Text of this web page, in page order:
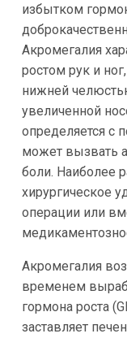
избытком
Акромегалия
ростом рук и
нижней
увеличенной
определяется с
может вызвать
боли. Наиболее
хирургическое
операции или
Акромегалия
временем
гормона роста
заставляет